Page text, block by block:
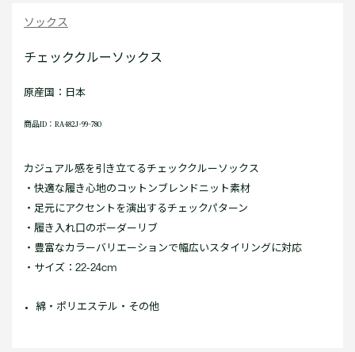
ソックス
チェッククルーソックス
原産国：日本
商品ID：RA482J-99-780
カジュアル感を引き立てるチェッククルーソックス
・快適な履き心地のコットンブレンドニット素材
・足元にアクセントを演出するチェックパターン
・履き入れ口のボーダーリブ
・豊富なカラーバリエーションで幅広いスタイリングに対応
・サイズ：22-24cm
綿・ポリエステル・その他